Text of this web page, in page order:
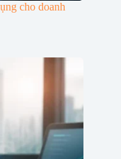
cho doanh